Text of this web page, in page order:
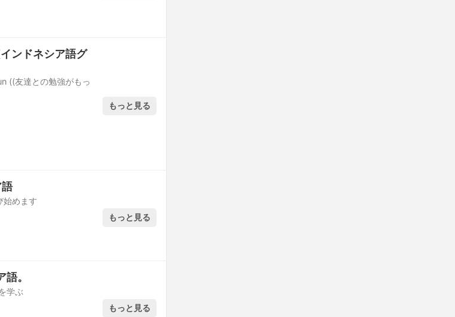
インドネシア語グ
((友達との勉強がもっ
もっと見る
始めます
もっと見る
。
学ぶ
もっと見る